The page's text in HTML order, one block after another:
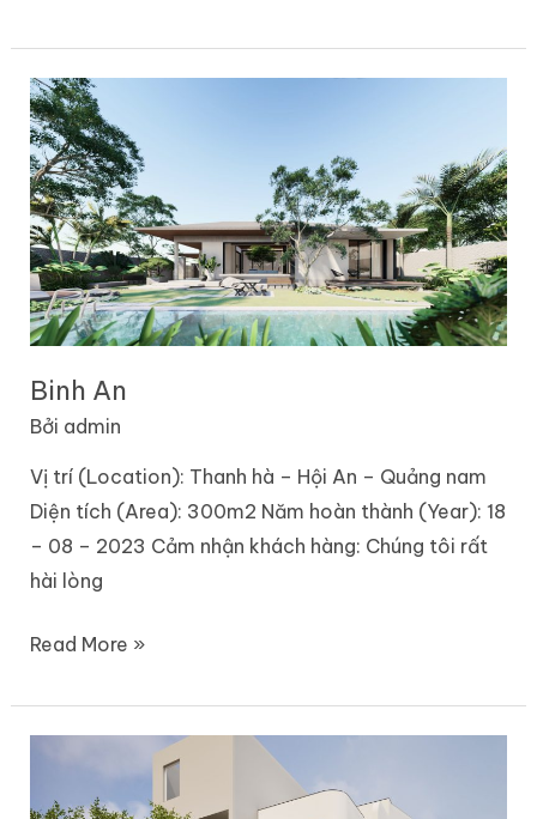
Binh An
Bởi admin
Vị trí (Location): Thanh hà – Hội An – Quảng nam
Diện tích (Area): 300m2 Năm hoàn thành (Year): 18
– 08 – 2023 Cảm nhận khách hàng: Chúng tôi rất
hài lòng
Binh
An
Read More »